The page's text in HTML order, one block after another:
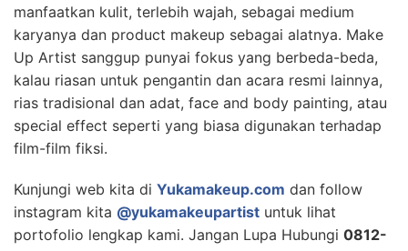
manfaatkan kulit, terlebih wajah, sebagai medium
karyanya dan product makeup sebagai alatnya. Make
Up Artist sanggup punyai fokus yang berbeda-beda,
kalau riasan untuk pengantin dan acara resmi lainnya,
rias tradisional dan adat, face and body painting, atau
special effect seperti yang biasa digunakan terhadap
film-film fiksi.
Kunjungi web kita di Yukamakeup.com dan follow
instagram kita @yukamakeupartist untuk lihat
portofolio lengkap kami. Jangan Lupa Hubungi 0812-